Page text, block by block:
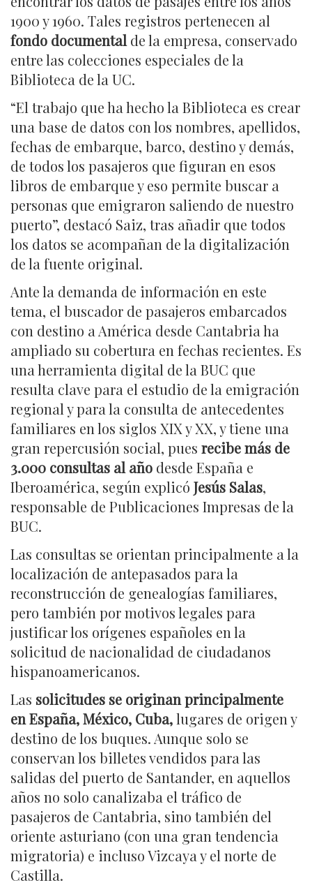
1900 y 1960. Tales registros pertenecen al
fondo documental de la empresa, conservado
entre las colecciones especiales de la
Biblioteca de la UC.
“El trabajo que ha hecho la Biblioteca es crear
una base de datos con los nombres, apellidos,
fechas de embarque, barco, destino y demás,
de todos los pasajeros que figuran en esos
libros de embarque y eso permite buscar a
personas que emigraron saliendo de nuestro
puerto”, destacó Saiz, tras añadir que todos
los datos se acompañan de la digitalización
de la fuente original.
Ante la demanda de información en este
tema, el buscador de pasajeros embarcados
con destino a América desde Cantabria ha
ampliado su cobertura en fechas recientes. Es
una herramienta digital de la BUC que
resulta clave para el estudio de la emigración
regional y para la consulta de antecedentes
familiares en los siglos XIX y XX, y tiene una
gran repercusión social, pues recibe más de
3.000 consultas al año desde España e
Iberoamérica, según explicó Jesús Salas,
responsable de Publicaciones Impresas de la
BUC.
Las consultas se orientan principalmente a la
localización de antepasados para la
reconstrucción de genealogías familiares,
pero también por motivos legales para
justificar los orígenes españoles en la
solicitud de nacionalidad de ciudadanos
hispanoamericanos.
Las solicitudes se originan principalmente
en España, México, Cuba,lugares de origen y
destino de los buques. Aunque solo se
conservan los billetes vendidos para las
salidas del puerto de Santander, en aquellos
años no solo canalizaba el tráfico de
pasajeros de Cantabria, sino también del
oriente asturiano (con una gran tendencia
migratoria) e incluso Vizcaya y el norte de
Castilla.